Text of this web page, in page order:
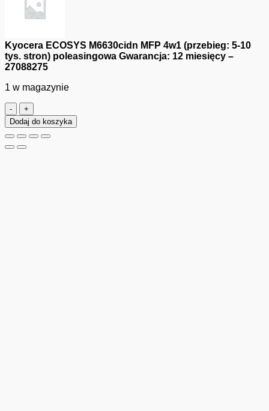
Kyocera ECOSYS M6630cidn MFP 4w1 (przebieg: 5-10
tys. stron) poleasingowa Gwarancja: 12 miesięcy –
27088275
1 w magazynie
ilość
Kyocera
ECOSYS
M6630cidn
MFP
Dodaj do koszyka